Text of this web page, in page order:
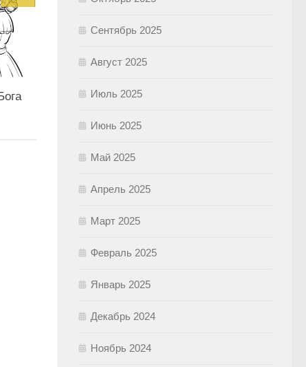
Сентябрь 2025
Август 2025
Июль 2025
Июнь 2025
Май 2025
Апрель 2025
Март 2025
Февраль 2025
Январь 2025
Декабрь 2024
Ноябрь 2024